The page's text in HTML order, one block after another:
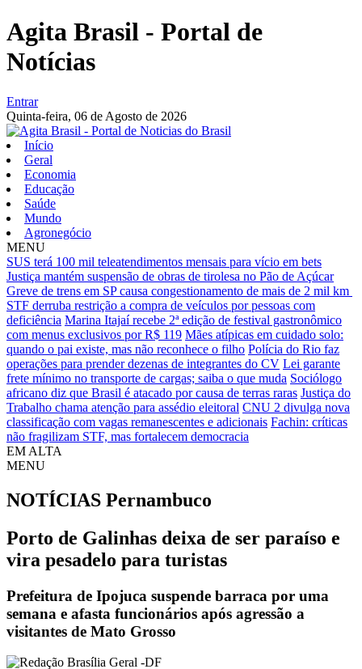
Agita Brasil - Portal de
Notícias
Entrar
Quinta-feira, 06 de Agosto de 2026
Início
Geral
Economia
Educação
Saúde
Mundo
Agronegócio
MENU
SUS terá 100 mil teleatendimentos mensais para vício em bets
Justiça mantém suspensão de obras de tirolesa no Pão de Açúcar
Greve de trens em SP causa congestionamento de mais de 2 mil km
STF derruba restrição a compra de veículos por pessoas com
deficiência Marina Itajaí recebe 2ª edição de festival gastronômico
com menus exclusivos por R$ 119 Mães atípicas em cuidado solo:
quando o pai existe, mas não reconhece o filho Polícia do Rio faz
operações para prender dezenas de integrantes do CV Lei garante
frete mínimo no transporte de cargas; saiba o que muda Sociólogo
africano diz que Brasil é atacado por causa de terras raras Justiça do
Trabalho chama atenção para assédio eleitoral CNU 2 divulga nova
classificação com vagas remanescentes e adicionais Fachin: críticas
não fragilizam STF, mas fortalecem democracia
EM ALTA
MENU
NOTÍCIAS Pernambuco
Porto de Galinhas deixa de ser paraíso e
vira pesadelo para turistas
Prefeitura de Ipojuca suspende barraca por uma
semana e afasta funcionários após agressão a
visitantes de Mato Grosso